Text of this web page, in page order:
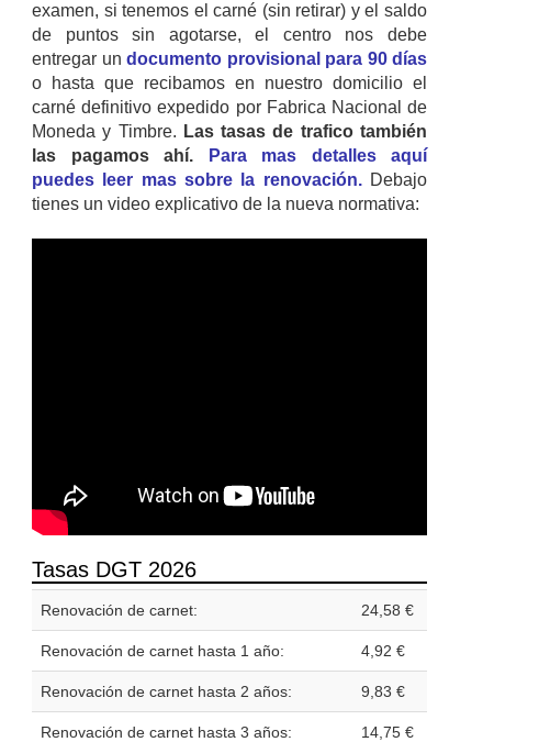
examen, si tenemos el carné (sin retirar) y el saldo
de puntos sin agotarse, el centro nos debe
entregar un documento provisional para 90 días
o hasta que recibamos en nuestro domicilio el
carné definitivo expedido por Fabrica Nacional de
Moneda y Timbre. Las tasas de trafico también
las pagamos ahí.
Para mas detalles aquí
puedes leer mas sobre la renovación.Debajo
tienes un video explicativo de la nueva normativa:
Tasas DGT 2026
Renovación de carnet: 24,58 €
Renovación de carnet hasta 1 año: 4,92 €
Renovación de carnet hasta 2 años: 9,83 €
Renovación de carnet hasta 3 años: 14,75 €